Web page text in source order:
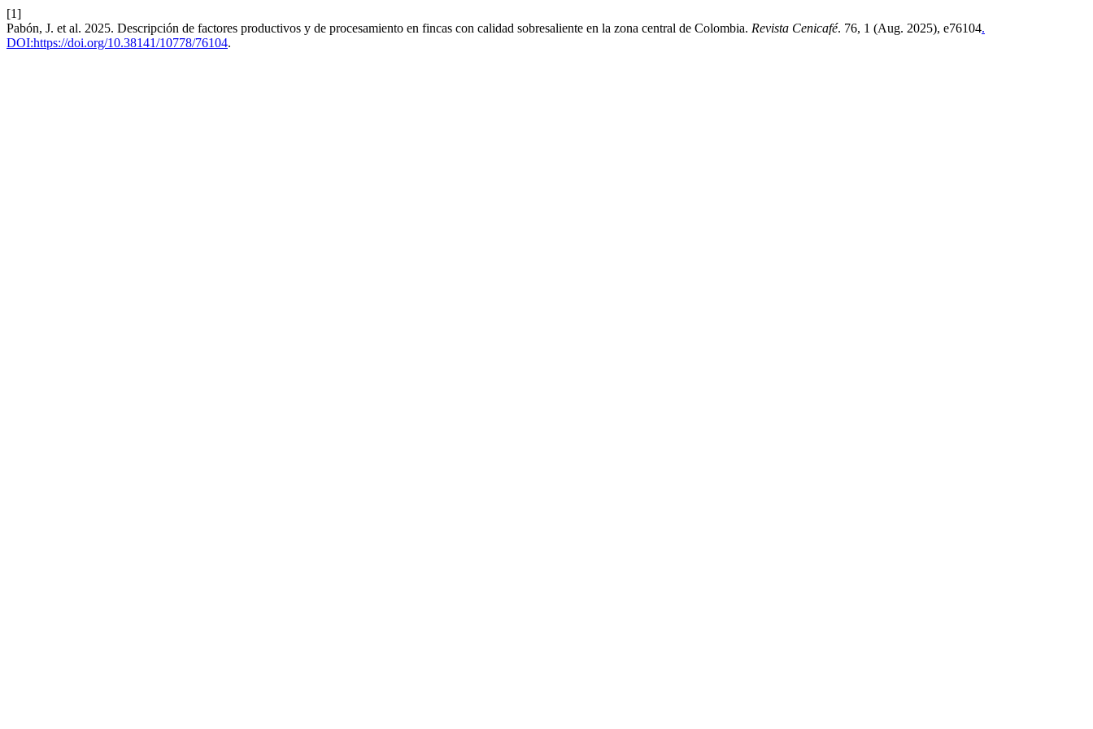
[1]
Pabón, J. et al. 2025. Descripción de factores productivos y de procesamiento en fincas con calidad sobresaliente en la zona central de Colombia. Revista Cenicafé. 76, 1 (Aug. 2025), e76104.
DOI:https://doi.org/10.38141/10778/76104.